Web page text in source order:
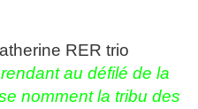
au défilé de la
nomment la tribu des